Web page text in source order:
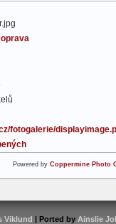
fotogalerie/
Powered by Coppermine Photo
Viklund | Ported by Ainslie